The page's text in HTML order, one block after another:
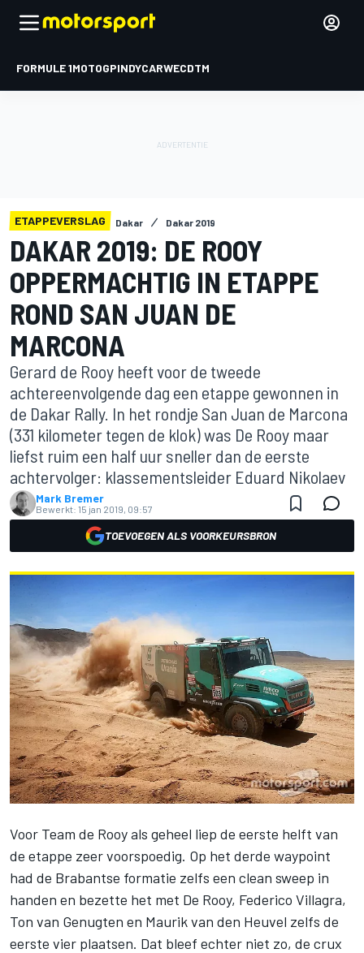
FORMULE 1MOTOGPINDYCARWECDTM
ETAPPEVERSLAG Dakar Dakar 2019
DAKAR 2019: DE ROOY
OPPERMACHTIG IN ETAPPE
ROND SAN JUAN DE
MARCONA
Gerard de Rooy heeft voor de tweede
achtereenvolgende dag een etappe gewonnen in
de Dakar Rally. In het rondje San Juan de Marcona
(331 kilometer tegen de klok) was De Rooy maar
liefst ruim een half uur sneller dan de eerste
achtervolger: klassementsleider Eduard Nikolaev
Mark Bremer
Bewerkt: 15 jan 2019, 09:57
TOEVOEGEN ALS VOORKEURSBRON
Voor Team de Rooyals geheel liep de eerste helft van
de etappe zeer voorspoedig. Op het derde waypoint
had de Brabantse formatie zelfs een clean sweep in
handen en bezette het met De Rooy, Federico Villagra,
Ton van Genugten en Maurik van den Heuvel zelfs de
eerste vier plaatsen. Dat bleef echter niet zo, de crux